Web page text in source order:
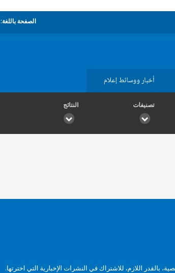
الصفحة باللغة:
أخبار ووسائط إعلام
تصنيفات النتائج
بالقدر اللازم، للاشتراك في النشرات الإخبارية التي اخترتها.